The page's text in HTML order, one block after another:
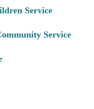
Service
Service